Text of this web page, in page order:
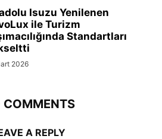
Isuzu Yenilenen
ile Turizm
Standartları
2026
COMMENTS
A REPLY